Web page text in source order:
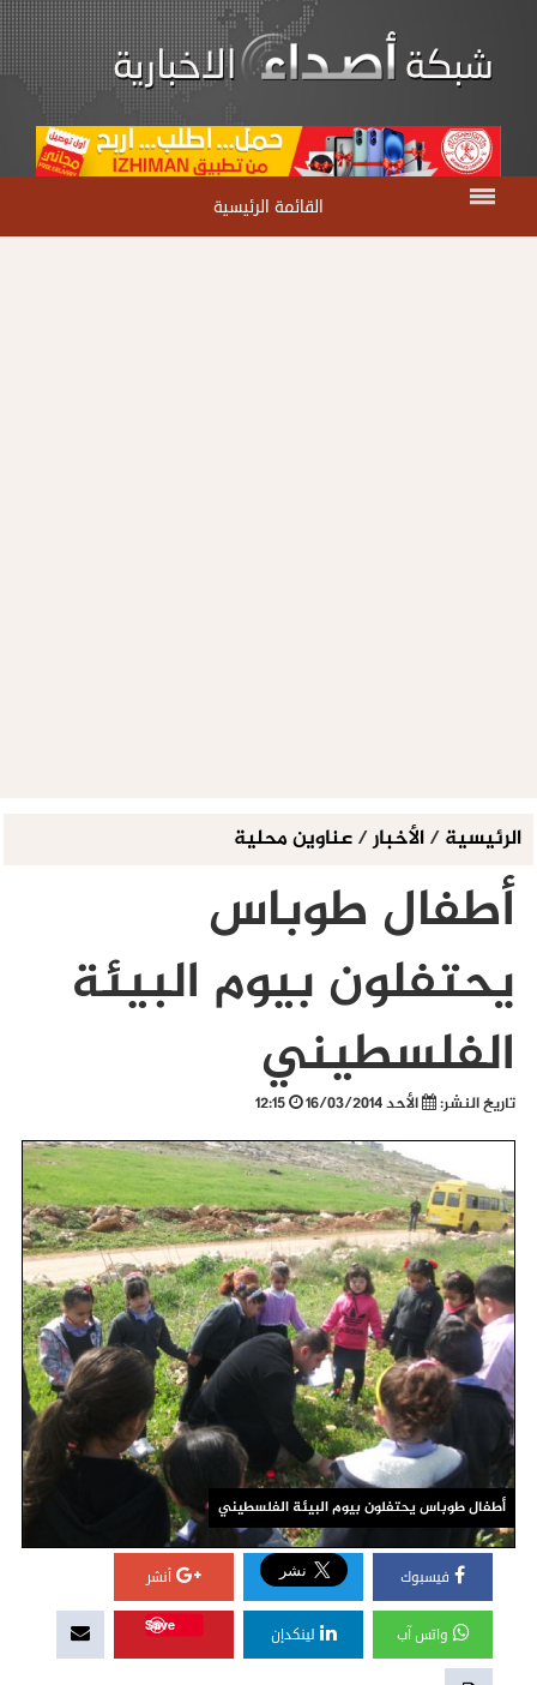
القائمة الرئيسية
الرئيسية/الأخبار/عناوين محلية
أطفال طوباس
يحتفلون بيوم البيئة
الفلسطيني
تاريخ النشر: الأحد 16/03/2014
أطفال طوباس يحتفلون بيوم البيئة الفلسطيني
فيسبوك أنشر
واتس آب لينكدإن
Save